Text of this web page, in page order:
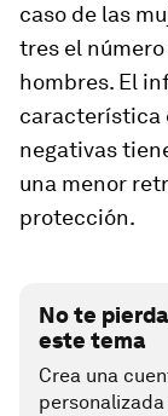
caso de las
tres el
hombres. El
característica
negativas
una menor
protección.
No te
este tema
Crea una